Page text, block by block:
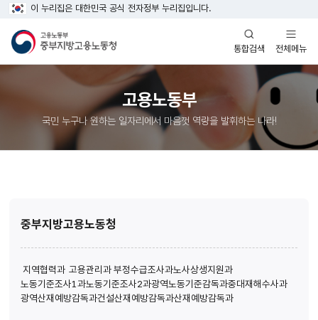
이 누리집은 대한민국 공식 전자정부 누리집입니다.
통합검색
열기
전체메뉴
열기
고용노동부
국민 누구나 원하는 일자리에서 마음껏 역량을 발휘하는 나라!
중부지방고용노동청
지역협력과 고용관리과부정수급조사과노사상생지원과
노동기준조사1과노동기준조사2과광역노동기준감독과중대재해수사과
광역산재예방감독과건설산재예방감독과산재예방감독과